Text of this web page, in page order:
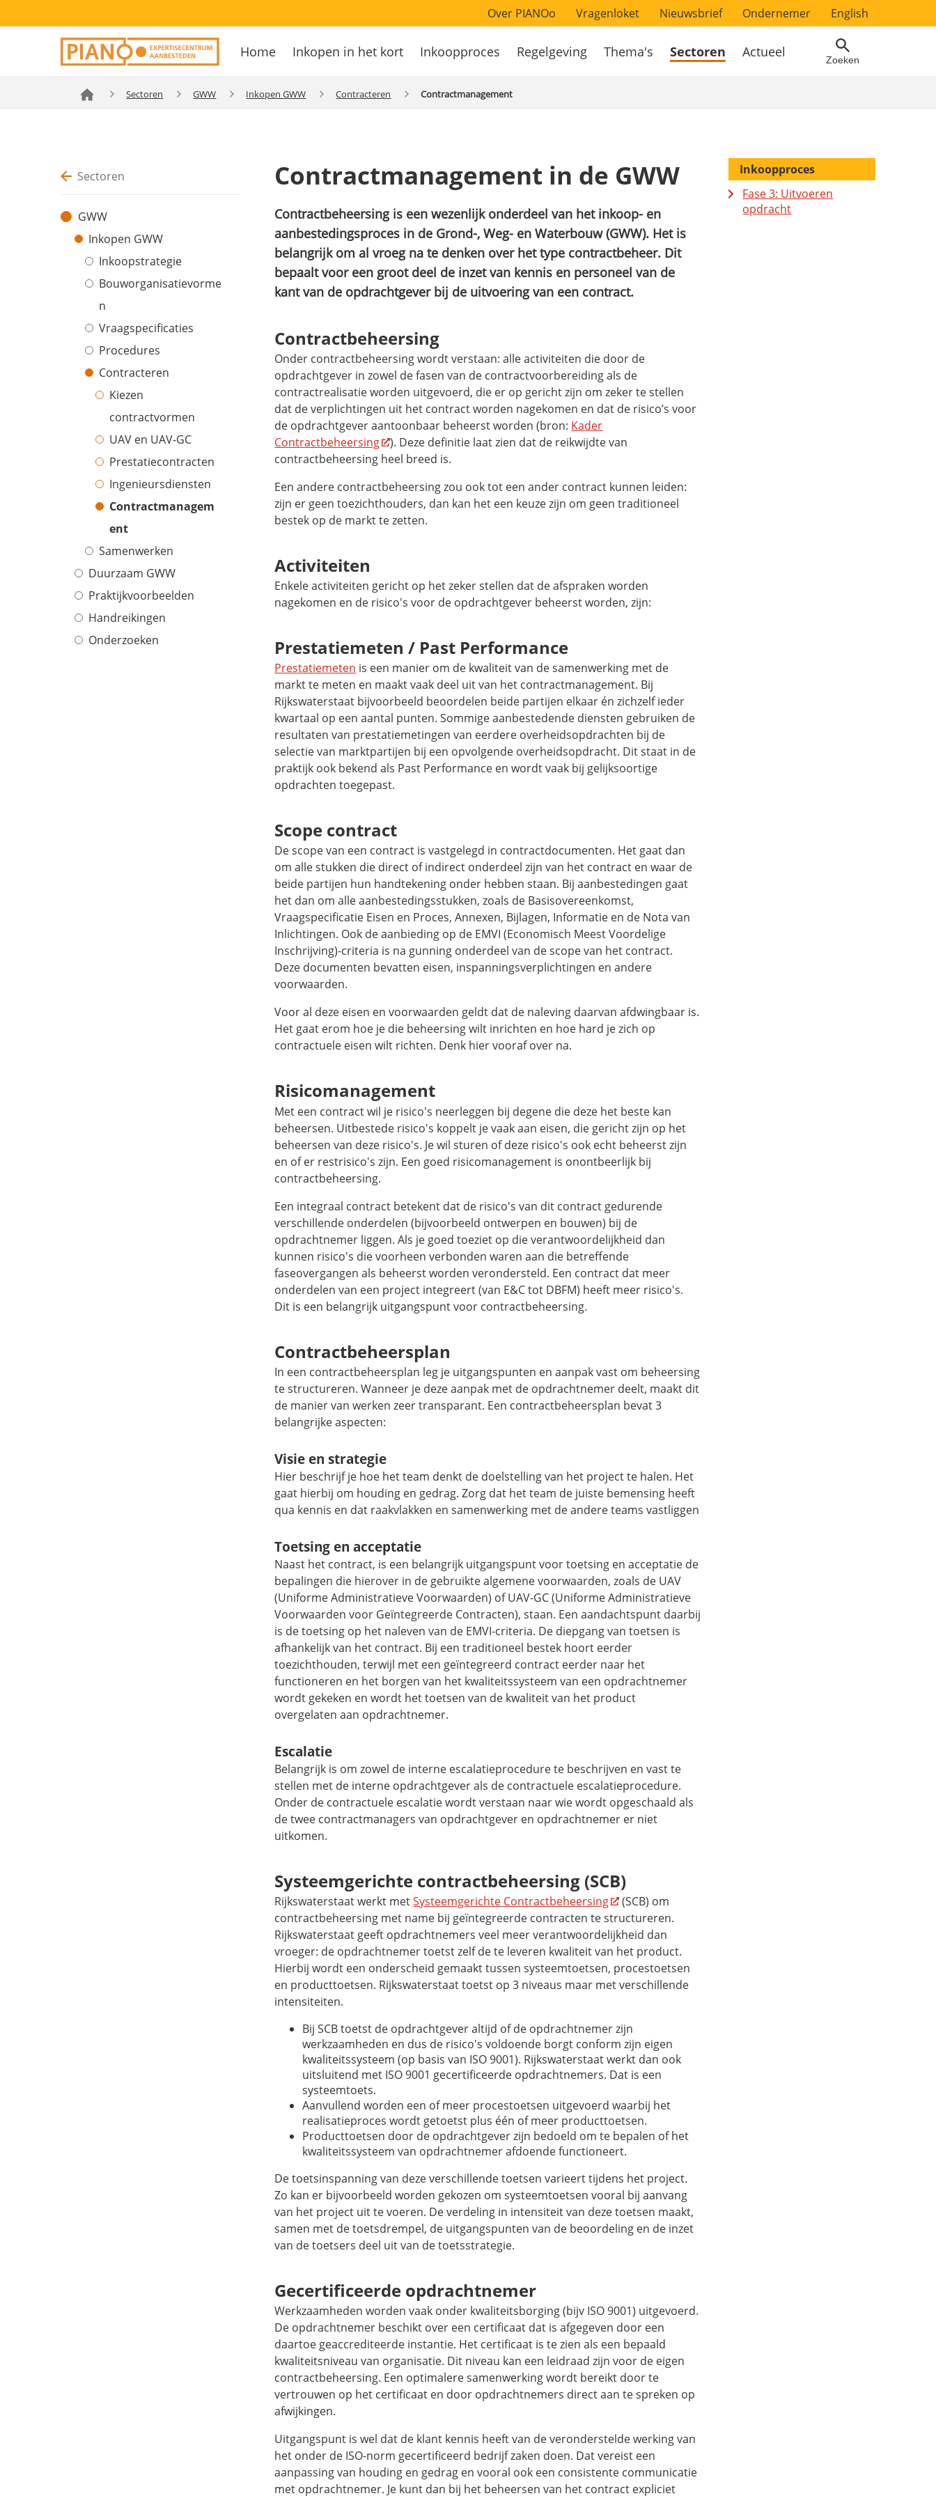
Overslaan
Secondary
navigation
Over PIANOo Vragenloket Nieuwsbrief Ondernemer English
Hoofdnavigatie
Home Inkopen in het kort Inkoopproces Regelgeving Thema's Sectoren Actueel Zoeken
Sectoren GWW Inkopen GWW Contracteren Contractmanagement
Sectoren
GWW
Inkopen GWW
Inkoopstrategie
Bouworganisatievorme
n
Vraagspecificaties
Procedures
Contracteren
Kiezen
contractvormen
UAV en UAV-GC
Prestatiecontracten
Ingenieursdiensten
Contractmanagem
ent
Samenwerken
Duurzaam GWW
Praktijkvoorbeelden
Handreikingen
Onderzoeken
Contractmanagement in de GWW
Contractbeheersing is een wezenlijk onderdeel van het inkoop- en
aanbestedingsproces in de Grond-, Weg- en Waterbouw (GWW). Het is
belangrijk om al vroeg na te denken over het type contractbeheer. Dit
bepaalt voor een groot deel de inzet van kennis en personeel van de
kant van de opdrachtgever bij de uitvoering van een contract.
Contractbeheersing
Onder contractbeheersing wordt verstaan: alle activiteiten die door de
opdrachtgever in zowel de fasen van de contractvoorbereiding als de
contractrealisatie worden uitgevoerd, die er op gericht zijn om zeker te stellen
dat de verplichtingen uit het contract worden nagekomen en dat de risico’s voor
de opdrachtgever aantoonbaar beheerst worden (bron: Kader
Contractbeheersing
). Deze definitie laat zien dat de reikwijdte van
contractbeheersing heel breed is.
Een andere contractbeheersing zou ook tot een ander contract kunnen leiden:
zijn er geen toezichthouders, dan kan het een keuze zijn om geen traditioneel
bestek op de markt te zetten.
Activiteiten
Enkele activiteiten gericht op het zeker stellen dat de afspraken worden
nagekomen en de risico's voor de opdrachtgever beheerst worden, zijn:
Prestatiemeten / Past Performance
Prestatiemeten is een manier om de kwaliteit van de samenwerking met de
markt te meten en maakt vaak deel uit van het contractmanagement. Bij
Rijkswaterstaat bijvoorbeeld beoordelen beide partijen elkaar én zichzelf ieder
kwartaal op een aantal punten. Sommige aanbestedende diensten gebruiken de
resultaten van prestatiemetingen van eerdere overheidsopdrachten bij de
selectie van marktpartijen bij een opvolgende overheidsopdracht. Dit staat in de
praktijk ook bekend als Past Performance en wordt vaak bij gelijksoortige
opdrachten toegepast.
Scope contract
De scope van een contract is vastgelegd in contractdocumenten. Het gaat dan
om alle stukken die direct of indirect onderdeel zijn van het contract en waar de
beide partijen hun handtekening onder hebben staan. Bij aanbestedingen gaat
het dan om alle aanbestedingsstukken, zoals de Basisovereenkomst,
Vraagspecificatie Eisen en Proces, Annexen, Bijlagen, Informatie en de Nota van
Inlichtingen. Ook de aanbieding op de EMVI (Economisch Meest Voordelige
Inschrijving)-criteria is na gunning onderdeel van de scope van het contract.
Deze documenten bevatten eisen, inspanningsverplichtingen en andere
voorwaarden.
Voor al deze eisen en voorwaarden geldt dat de naleving daarvan afdwingbaar is.
Het gaat erom hoe je die beheersing wilt inrichten en hoe hard je zich op
contractuele eisen wilt richten. Denk hier vooraf over na.
Risicomanagement
Met een contract wil je risico's neerleggen bij degene die deze het beste kan
beheersen. Uitbestede risico's koppelt je vaak aan eisen, die gericht zijn op het
beheersen van deze risico's. Je wil sturen of deze risico's ook echt beheerst zijn
en of er restrisico's zijn. Een goed risicomanagement is onontbeerlijk bij
contractbeheersing.
Een integraal contract betekent dat de risico's van dit contract gedurende
verschillende onderdelen (bijvoorbeeld ontwerpen en bouwen) bij de
opdrachtnemer liggen. Als je goed toeziet op die verantwoordelijkheid dan
kunnen risico's die voorheen verbonden waren aan die betreffende
faseovergangen als beheerst worden verondersteld. Een contract dat meer
onderdelen van een project integreert (van E&C tot DBFM) heeft meer risico's.
Dit is een belangrijk uitgangspunt voor contractbeheersing.
Contractbeheersplan
In een contractbeheersplan leg je uitgangspunten en aanpak vast om beheersing
te structureren. Wanneer je deze aanpak met de opdrachtnemer deelt, maakt dit
de manier van werken zeer transparant. Een contractbeheersplan bevat 3
belangrijke aspecten:
Visie en strategie
Hier beschrijf je hoe het team denkt de doelstelling van het project te halen. Het
gaat hierbij om houding en gedrag. Zorg dat het team de juiste bemensing heeft
qua kennis en dat raakvlakken en samenwerking met de andere teams vastliggen
Toetsing en acceptatie
Naast het contract, is een belangrijk uitgangspunt voor toetsing en acceptatie de
bepalingen die hierover in de gebruikte algemene voorwaarden, zoals de UAV
(Uniforme Administratieve Voorwaarden) of UAV-GC (Uniforme Administratieve
Voorwaarden voor Geïntegreerde Contracten), staan. Een aandachtspunt daarbij
is de toetsing op het naleven van de EMVI-criteria. De diepgang van toetsen is
afhankelijk van het contract. Bij een traditioneel bestek hoort eerder
toezichthouden, terwijl met een geïntegreerd contract eerder naar het
functioneren en het borgen van het kwaliteitssysteem van een opdrachtnemer
wordt gekeken en wordt het toetsen van de kwaliteit van het product
overgelaten aan opdrachtnemer.
Escalatie
Belangrijk is om zowel de interne escalatieprocedure te beschrijven en vast te
stellen met de interne opdrachtgever als de contractuele escalatieprocedure.
Onder de contractuele escalatie wordt verstaan naar wie wordt opgeschaald als
de twee contractmanagers van opdrachtgever en opdrachtnemer er niet
uitkomen.
Systeemgerichte contractbeheersing (SCB)
Rijkswaterstaat werkt metSysteemgerichte Contractbeheersing
(SCB) om
contractbeheersing met name bij geïntegreerde contracten te structureren.
Rijkswaterstaat geeft opdrachtnemers veel meer verantwoordelijkheid dan
vroeger: de opdrachtnemer toetst zelf de te leveren kwaliteit van het product.
Hierbij wordt een onderscheid gemaakt tussen systeemtoetsen, procestoetsen
en producttoetsen. Rijkswaterstaat toetst op 3 niveaus maar met verschillende
intensiteiten.
Bij SCB toetst de opdrachtgever altijd of de opdrachtnemer zijn
werkzaamheden en dus de risico's voldoende borgt conform zijn eigen
kwaliteitssysteem (op basis van ISO 9001). Rijkswaterstaat werkt dan ook
uitsluitend met ISO 9001 gecertificeerde opdrachtnemers. Dat is een
systeemtoets.
Aanvullend worden een of meer procestoetsen uitgevoerd waarbij het
realisatieproces wordt getoetst plus één of meer producttoetsen.
Producttoetsen door de opdrachtgever zijn bedoeld om te bepalen of het
kwaliteitssysteem van opdrachtnemer afdoende functioneert.
De toetsinspanning van deze verschillende toetsen varieert tijdens het project.
Zo kan er bijvoorbeeld worden gekozen om systeemtoetsen vooral bij aanvang
van het project uit te voeren. De verdeling in intensiteit van deze toetsen maakt,
samen met de toetsdrempel, de uitgangspunten van de beoordeling en de inzet
van de toetsers deel uit van de toetsstrategie.
Gecertificeerde opdrachtnemer
Werkzaamheden worden vaak onder kwaliteitsborging (bijv ISO 9001) uitgevoerd.
De opdrachtnemer beschikt over een certificaat dat is afgegeven door een
daartoe geaccrediteerde instantie. Het certificaat is te zien als een bepaald
kwaliteitsniveau van organisatie. Dit niveau kan een leidraad zijn voor de eigen
contractbeheersing. Een optimalere samenwerking wordt bereikt door te
vertrouwen op het certificaat en door opdrachtnemers direct aan te spreken op
afwijkingen.
Uitgangspunt is wel dat de klant kennis heeft van de veronderstelde werking van
het onder de ISO-norm gecertificeerd bedrijf zaken doen. Dat vereist een
aanpassing van houding en gedrag en vooral ook een consistente communicatie
met opdrachtnemer. Je kunt dan bij het beheersen van het contract expliciet
Inkoopproces
Fase 3: Uitvoeren
opdracht